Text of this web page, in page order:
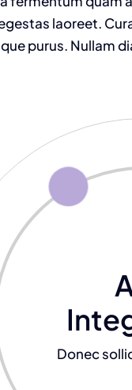
laoreet.
purus. Nullam
Donec